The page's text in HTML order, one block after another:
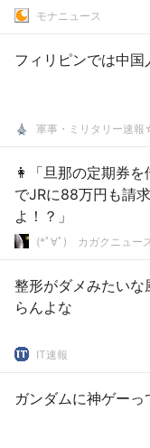
モナニュース
フィリピンでは中国
軍事・ミリタリー速
👩「旦那の定期券
でJRに88万円も請
よ！？」
(*ﾟ∀ﾟ)ゞカガクニュー
整形がダメみたい
らんよな
IT速報
ガンダムに神ゲーっ